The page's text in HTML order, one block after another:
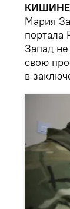
Мария
Запад
свою
в